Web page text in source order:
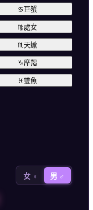
♋ 巨蟹
♍處女
♏天蠍
♑摩羯
♓雙魚
女 ♀ 男 ♂